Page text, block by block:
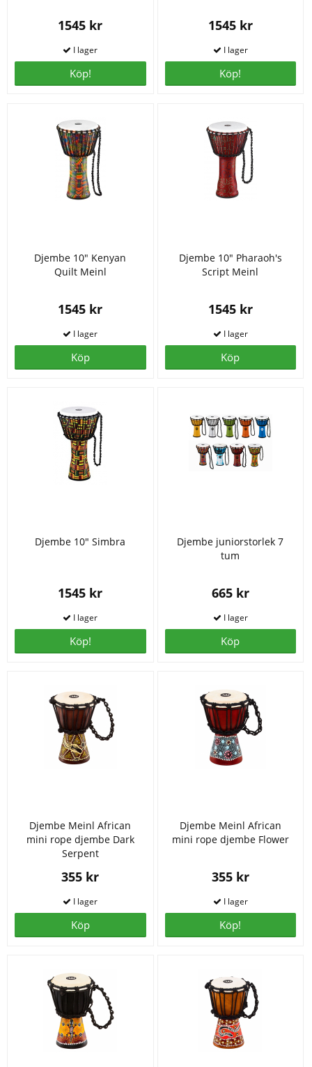
1545 kr
Köp!
1545 kr
Köp!
Djembe 10" Kenyan
Quilt Meinl
1545 kr
Köp
Djembe 10" Pharaoh's
Script Meinl
1545 kr
Köp
Djembe 10" Simbra
1545 kr
Köp!
Djembe juniorstorlek 7
tum
665 kr
Köp
Djembe Meinl African
mini rope djembe Dark
Serpent
355 kr
Köp
Djembe Meinl African
mini rope djembe Flower
355 kr
Köp!